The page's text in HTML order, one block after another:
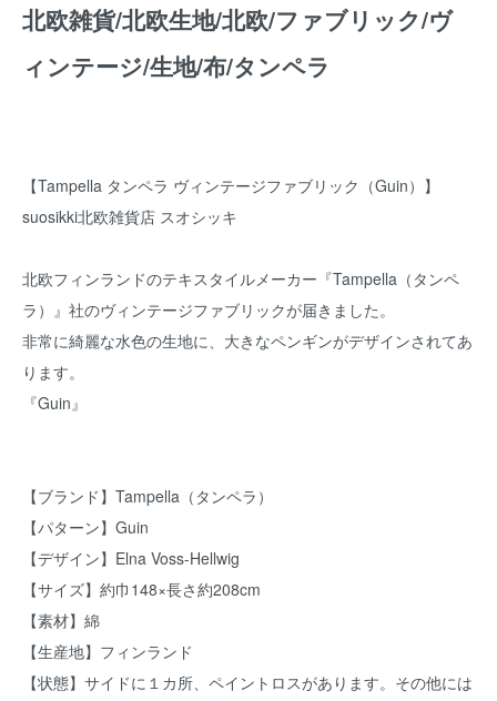
北欧雑貨/北欧生地/北欧/ファブリック/ヴ
ィンテージ/生地/布/タンペラ
【Tampella タンペラ ヴィンテージファブリック（Guin）】
suosikki北欧雑貨店 スオシッキ
北欧フィンランドのテキスタイルメーカー『Tampella（タンペ
ラ）』社のヴィンテージファブリックが届きました。
非常に綺麗な水色の生地に、大きなペンギンがデザインされてあ
ります。
『Guin』
【ブランド】Tampella（タンペラ）
【パターン】Guin
【デザイン】Elna Voss-Hellwig
【サイズ】約巾148×長さ約208cm
【素材】綿
【生産地】フィンランド
【状態】サイドに１カ所、ペイントロスがあります。その他には